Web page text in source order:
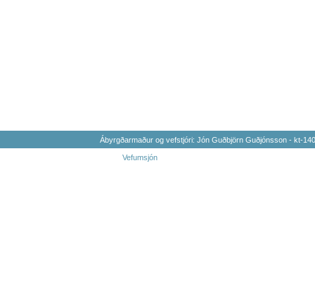
Ábyrgðarmaður og vefstjóri: Jón Guðbjörn Guðjónsson - kt-
Vefumsjón